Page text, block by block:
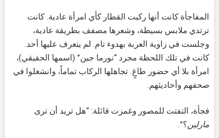
المفاجأة كانت أنها ركبت القطار كأي امرأة عادية. كانت
ترتدي ملابس بسيطة، وشعرها مصفف بطريقة عادية،
وجلست في زاوية العربة بهدوء تام. لم يتعرف عليها أحد.
كانت في تلك اللحظة مجرد “نورما جين” (اسمها الحقيقي)،
امرأة بلا أي حضور طاغٍ. تجاهلها الركاب تماماً، وانشغلوا في
صحفهم وأحاديثهم.
فجأة، التفتت للمصور وغمزت قائلة: “هل تريد أن ترى
مارلين؟”.